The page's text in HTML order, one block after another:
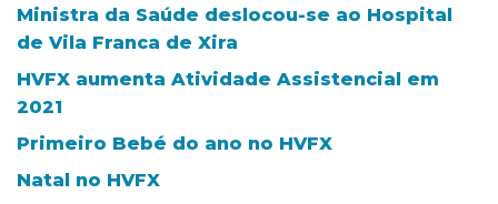
Ministra da Saúde deslocou-se ao Hospital
de Vila Franca de Xira
HVFX aumenta Atividade Assistencial em
2021
Primeiro Bebé do ano no HVFX
Natal no HVFX